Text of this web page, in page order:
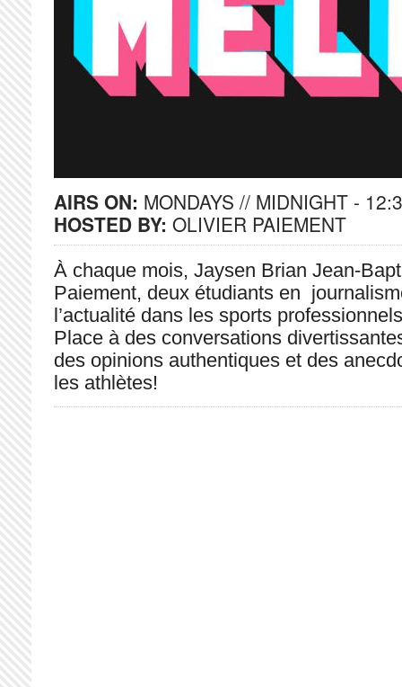
AIRS ON: MONDAYS // MIDNIGHT -
HOSTED BY: OLIVIER PAIEMENT
À chaque mois, Jaysen Brian Jean-
Paiement, deux étudiants en
l’actualité dans les sports
Place à des conversations
des opinions authentiques et des
les athlètes!